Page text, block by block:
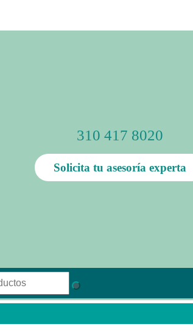
310 417 8020
Solicita tu asesoría experta